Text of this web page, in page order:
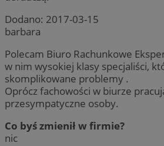
Dodano: 2017-03-15
barbara
Polecam Biuro Rachunkowe
w nim wysokiej klasy specjaliści,
skomplikowane problemy .
Oprócz fachowości w biurze
przesympatyczne osoby.
Co byś zmienił w firmie?
nic